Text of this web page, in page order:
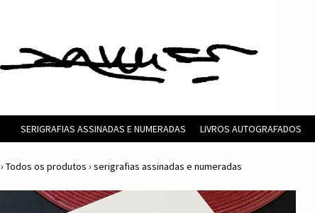
SERIGRAFIAS ASSINADAS E NUMERADAS LIVROS AUTOGRAFADOS
› Todos os produtos › serigrafias assinadas e numeradas